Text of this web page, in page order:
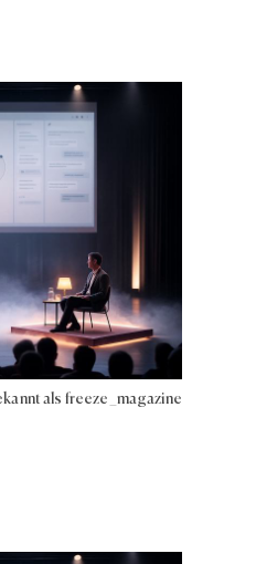
als freeze_magazine